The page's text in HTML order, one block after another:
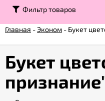
Контакты
Гарантии
Фильтр товаров
Главная -Эконом - Букет
Букет